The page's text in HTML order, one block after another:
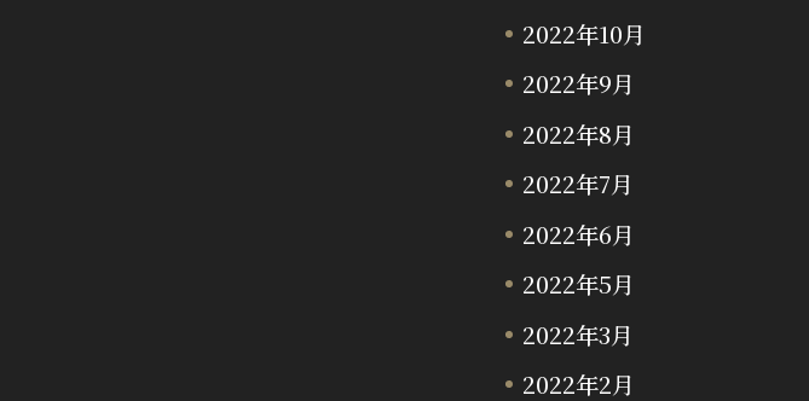
2022年10月
2022年9月
2022年8月
2022年7月
2022年6月
2022年5月
2022年3月
2022年2月